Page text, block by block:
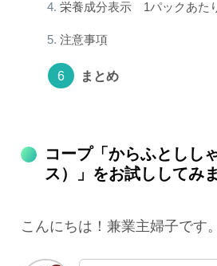
栄養成分表示 1パックあた
注意事項
まとめ
コープ「からふとしし
ス）」をお試ししてみ
こんにちは！兼業主婦子です。